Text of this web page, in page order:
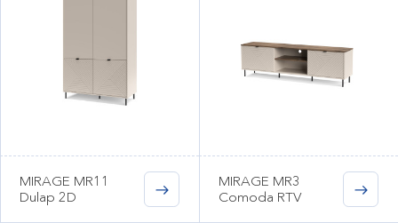
MIRAGE MR11
Dulap 2D
MIRAGE MR3
Comoda RTV